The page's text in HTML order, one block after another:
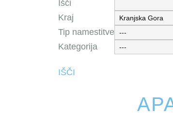
Išči
Kraj
Tip namestitve
Kategorija
IŠČI